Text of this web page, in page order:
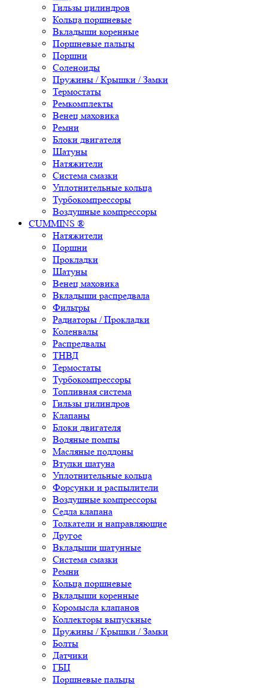
Гильзы цилиндров
Кольца поршневые
Вкладыши коренные
Поршневые пальцы
Поршни
Соленоиды
Пружины / Крышки / Замки
Термостаты
Ремкомплекты
Венец маховика
Ремни
Блоки двигателя
Шатуны
Натяжители
Система смазки
Уплотнительные кольца
Турбокомпрессоры
Воздушные компрессоры
CUMMINS ®
Натяжители
Поршни
Прокладки
Шатуны
Венец маховика
Вкладыши распредвала
Фильтры
Радиаторы / Прокладки
Коленвалы
Распредвалы
ТНВД
Термостаты
Турбокомпрессоры
Топливная система
Гильзы цилиндров
Клапаны
Блоки двигателя
Водяные помпы
Масляные поддоны
Втулки шатуна
Уплотнительные кольца
Форсунки и распылители
Воздушные компрессоры
Седла клапана
Толкатели и направляющие
Другое
Вкладыши шатунные
Система смазки
Ремни
Кольца поршневые
Вкладыши коренные
Коромысла клапанов
Коллекторы выпускные
Пружины / Крышки / Замки
Болты
Датчики
ГБЦ
Поршневые пальцы